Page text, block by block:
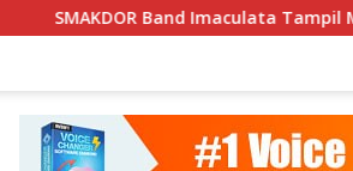
Tampil Memakau di Ajang Festival Bale